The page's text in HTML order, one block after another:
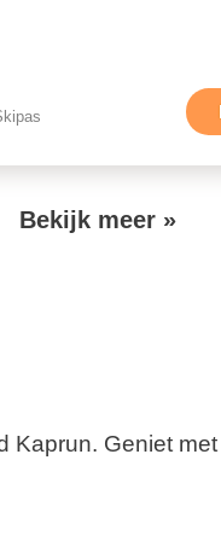
V
d
Bekijk meer »
Kaprun. Geniet met